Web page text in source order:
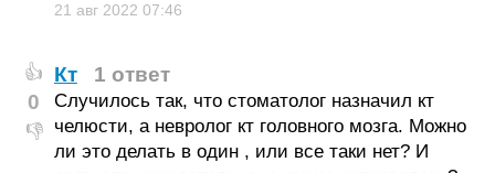
21 авг 2022 07:46
👍
0
👎
Кт 1 ответ
Случилось так, что стоматолог назначил кт
челюсти, а невролог кт головного мозга. Можно
ли это делать в один , или все таки нет? И